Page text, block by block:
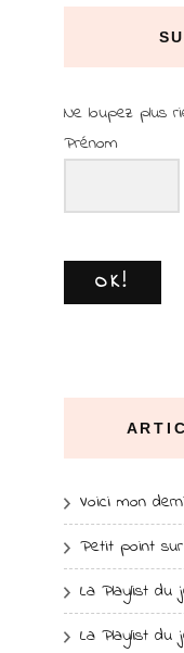
Ne loupez plus
Prénom
OK!
Voici mon
Petit point
La Playlist du
La Playlist du